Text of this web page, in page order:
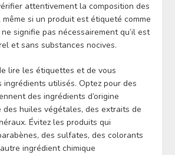
attentivement la composition des
si un produit est étiqueté comme
signifie pas nécessairement qu’il est
et sans substances nocives.
lire les étiquettes et de vous
ingrédients utilisés. Optez pour des
des ingrédients d’origine
huiles végétales, des extraits de
Évitez les produits qui
des sulfates, des colorants
ingrédient chimique